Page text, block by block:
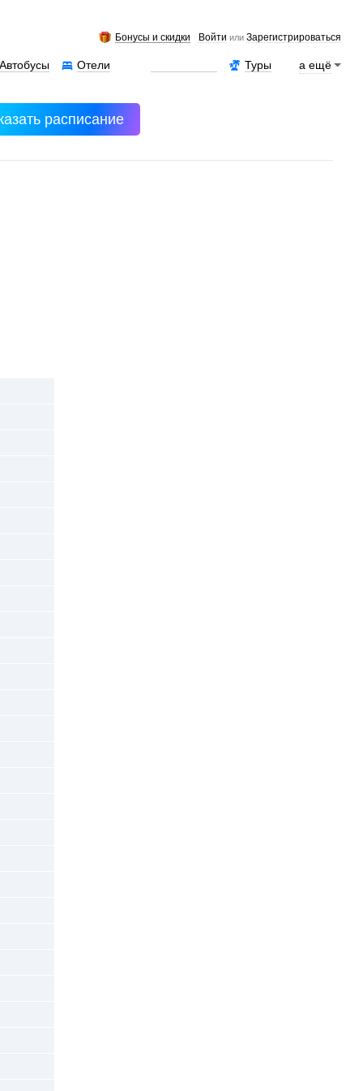
Бонусы и скидки Войти илиЗарегистрироваться
а ещё
Туры
Отели
Автобусы
расписание